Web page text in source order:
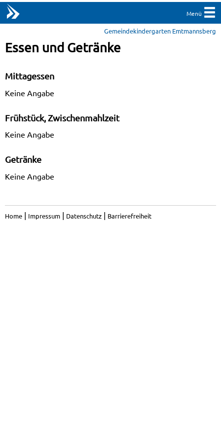
Menü
Gemeindekindergarten Emtmannsberg
Essen und Getränke
Mittagessen
Keine Angabe
Frühstück, Zwischenmahlzeit
Keine Angabe
Getränke
Keine Angabe
Home | Impressum | Datenschutz | Barrierefreiheit